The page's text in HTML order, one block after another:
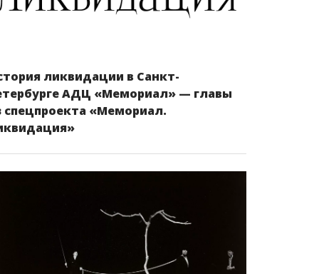
ликвидации в Санкт-
АДЦ «Мемориал» — главы
спецпроекта «Мемориал.